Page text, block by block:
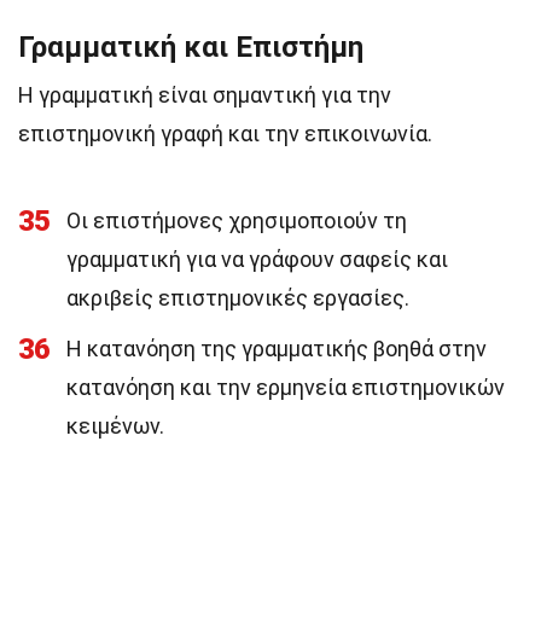
Γραμματική και Επιστήμη
Η γραμματική είναι σημαντική για την
επιστημονική γραφή και την επικοινωνία.
35
Οι επιστήμονες χρησιμοποιούν τη
γραμματική για να γράφουν σαφείς και
ακριβείς επιστημονικές εργασίες.
36
Η κατανόηση της γραμματικής βοηθά στην
κατανόηση και την ερμηνεία επιστημονικών
κειμένων.